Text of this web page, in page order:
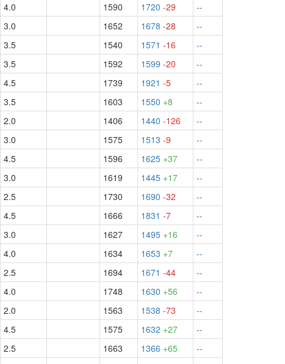
4.0 1590 1720 -29
--
3.0 1652 1678 -28
--
3.5 1540 1571 -16
--
3.5 1592 1599 -20
--
4.5 1739 1921 -5
--
3.5 1603 1550 +8
--
2.0 1406 1440 -126
--
3.0 1575 1513 -9
--
4.5 1596 1625 +37
--
3.0 1619 1445 +17
--
2.5 1730 1690 -32
--
4.5 1666 1831 -7
--
3.0 1627 1495 +16
--
4.0 1634 1653 +7
--
2.5 1694 1671 -44
--
4.0 1748 1630 +56
--
2.0 1563 1538 -73
--
4.5 1575 1632 +27
--
2.5 1663 1366 +65
--